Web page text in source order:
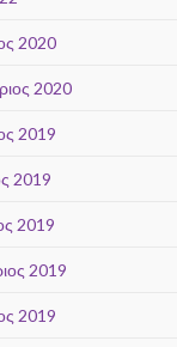
2020
2020
2019
2019
2019
2019
2019